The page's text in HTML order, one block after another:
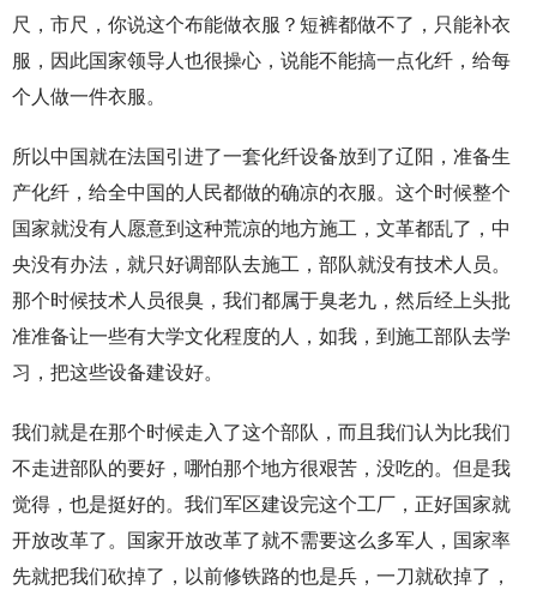
尺，市尺，你说这个布能做衣服？短裤都做不了，只能补衣
服，因此国家领导人也很操心，说能不能搞一点化纤，给每
个人做一件衣服。
所以中国就在法国引进了一套化纤设备放到了辽阳，准备生
产化纤，给全中国的人民都做的确凉的衣服。这个时候整个
国家就没有人愿意到这种荒凉的地方施工，文革都乱了，中
央没有办法，就只好调部队去施工，部队就没有技术人员。
那个时候技术人员很臭，我们都属于臭老九，然后经上头批
准准备让一些有大学文化程度的人，如我，到施工部队去学
习，把这些设备建设好。
我们就是在那个时候走入了这个部队，而且我们认为比我们
不走进部队的要好，哪怕那个地方很艰苦，没吃的。但是我
觉得，也是挺好的。我们军区建设完这个工厂，正好国家就
开放改革了。国家开放改革了就不需要这么多军人，国家率
先就把我们砍掉了，以前修铁路的也是兵，一刀就砍掉了，